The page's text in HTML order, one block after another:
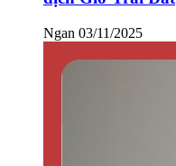
Ngan 03/11/2025